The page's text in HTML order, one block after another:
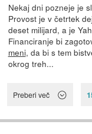
Nekaj dni pozneje je
Provost je v četrtek
deset milijard, a je
Financiranje bi
meni, da bi s tem
okrog treh...
Preberi več